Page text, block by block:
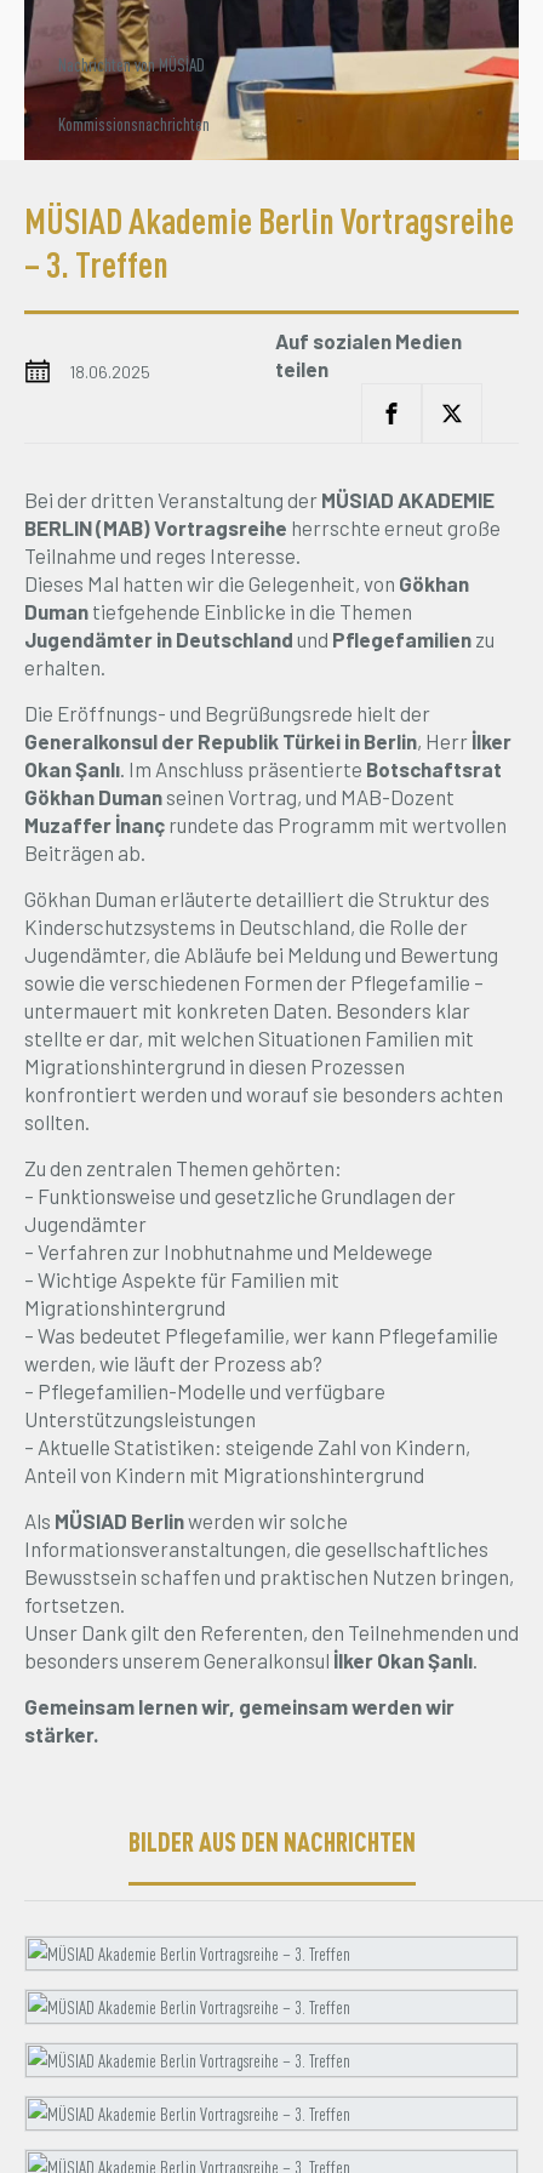
MÜSIAD Akademie Berlin Vortragsreihe
– 3. Treffen
18.06.2025
Auf sozialen Medien
teilen
Bei der dritten Veranstaltung der MÜSIAD AKADEMIE
BERLIN (MAB) Vortragsreihe herrschte erneut große
Teilnahme und reges Interesse.
Dieses Mal hatten wir die Gelegenheit, von Gökhan
Duman tiefgehende Einblicke in die Themen
Jugendämter in Deutschland und Pflegefamilien zu
erhalten.
Die Eröffnungs- und Begrüßungsrede hielt der
Generalkonsul der Republik Türkei in Berlin, Herr İlker
Okan Şanlı. Im Anschluss präsentierte Botschaftsrat
Gökhan Duman seinen Vortrag, und MAB-Dozent
Muzaffer İnanç rundete das Programm mit wertvollen
Beiträgen ab.
Gökhan Duman erläuterte detailliert die Struktur des
Kinderschutzsystems in Deutschland, die Rolle der
Jugendämter, die Abläufe bei Meldung und Bewertung
sowie die verschiedenen Formen der Pflegefamilie –
untermauert mit konkreten Daten. Besonders klar
stellte er dar, mit welchen Situationen Familien mit
Migrationshintergrund in diesen Prozessen
konfrontiert werden und worauf sie besonders achten
sollten.
Zu den zentralen Themen gehörten:
– Funktionsweise und gesetzliche Grundlagen der
Jugendämter
– Verfahren zur Inobhutnahme und Meldewege
– Wichtige Aspekte für Familien mit
Migrationshintergrund
– Was bedeutet Pflegefamilie, wer kann Pflegefamilie
werden, wie läuft der Prozess ab?
– Pflegefamilien-Modelle und verfügbare
Unterstützungsleistungen
– Aktuelle Statistiken: steigende Zahl von Kindern,
Anteil von Kindern mit Migrationshintergrund
Als MÜSIAD Berlinwerden wir solche
Informationsveranstaltungen, die gesellschaftliches
Bewusstsein schaffen und praktischen Nutzen bringen,
fortsetzen.
Unser Dank gilt den Referenten, den Teilnehmenden und
besonders unserem Generalkonsul İlker Okan Şanlı.
Gemeinsam lernen wir, gemeinsam werden wir
stärker.
BILDER AUS DEN NACHRICHTEN